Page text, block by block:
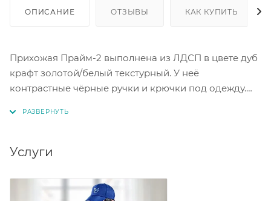
ОПИСАНИЕ ОТЗЫВЫ КАК КУПИТЬ
Прихожая Прайм-2 выполнена из ЛДСП в цвете дуб
крафт золотой/белый текстурный. У неё
контрастные чёрные ручки и крючки под одежду.
мм для размещения верхней одежды. Для сборки
универсальная. Прихожая имеет стильный и
современный дизайн.
Услуги